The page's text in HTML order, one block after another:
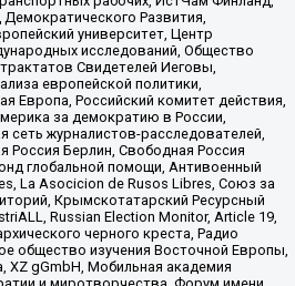
Развития,
университет, Центр
исследований, Общество
Свидетелей Иеговы,
европейской политики,
Европа, Российский комитет действия,
за демократию в России,
сеть журналистов-расследователей,
Россия Берлин, Свободная Россия
глобальной помощи, Антивоенный
La Asocicion de Rusos Libres, Союз за
Крымскотатарский Ресурсный
Russian Election Monitor, Article 19,
черного креста, Радио
общество изучения Восточной Европы,
gGmbH, Мобильная академия